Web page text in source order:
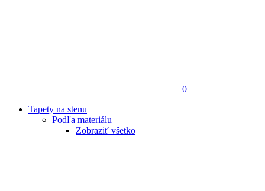
0
Tapety na stenu
Podľa materiálu
Zobraziť všetko